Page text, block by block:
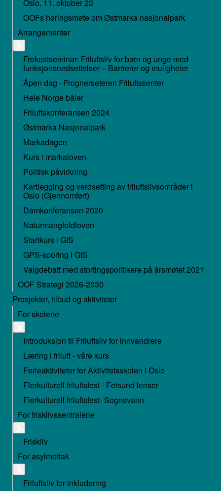
Oslo, 11. oktober 23
OOFs høringsmøte om Østmarka nasjonalpark
Arrangementer
Frokostseminar: Friluftsliv for barn og unge med
funksjonsnedsettelser – Barrierer og muligheter
Åpen dag - Frognerseteren Friluftssenter
Hele Norge båler
Friluftskonferansen 2024
Østmarka Nasjonalpark
Markadagen
Kurs i markaloven
Politisk påvirkning
Kartlegging og verdsetting av friluftslivsområder i
Oslo (Gjennomført)
Damkonferansen 2020
Naturmangfoldloven
Startkurs i GIS
GPS-sporing i GIS
Valgdebatt med stortingspolitikere på årsmøtet 2021
OOF Strategi 2026-2030
Prosjekter, tilbud og aktiviteter
For skolene
Introduksjon til Friluftsliv for innvandrere
Læring i friluft - våre kurs
Ferieaktiviteter for Aktivitetsskolen i Oslo
Flerkulturell friluftsfest - Fetsund lenser
Flerkulturell friluftsfest- Sognsvann
For frisklivssentralene
Friskliv
For asylmottak
Friluftsliv for inkludering